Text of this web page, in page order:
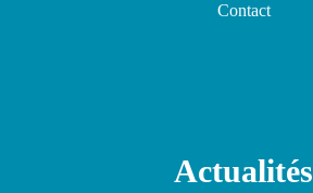
Contact
Actualités